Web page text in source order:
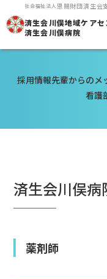
社会福祉法人 恩賜財団済生会
済生会川俣地域ケアセ
済生会川俣病院
採用情報先輩からのメ
看護
済生会川俣病
薬剤師